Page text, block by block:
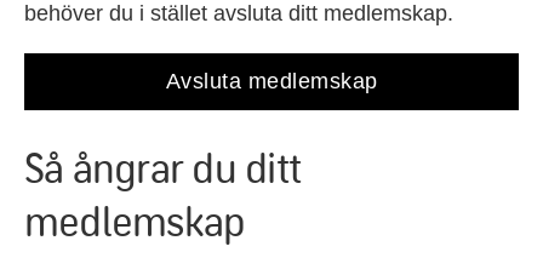
behöver du i stället avsluta ditt medlemskap.
Avsluta medlemskap
Så ångrar du ditt
medlemskap